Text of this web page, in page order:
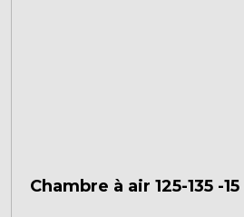
Chambre à air 125-135 -15